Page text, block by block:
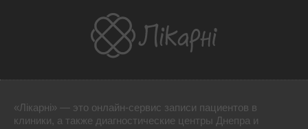
«Лікарні» — это онлайн-сервис записи пациентов в
клиники, а также диагностические центры Днепра и